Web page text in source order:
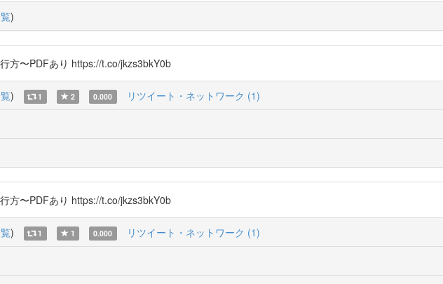
)
方〜PDFあり https://t.co/jkzs3bkY0b
) 1 2 0.000 リツイート・ネットワーク (1)
方〜PDFあり https://t.co/jkzs3bkY0b
) 1 1 0.000 リツイート・ネットワーク (1)